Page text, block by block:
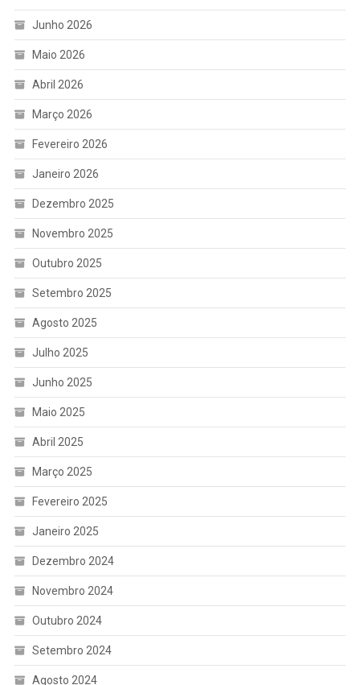
Junho 2026
Maio 2026
Abril 2026
Março 2026
Fevereiro 2026
Janeiro 2026
Dezembro 2025
Novembro 2025
Outubro 2025
Setembro 2025
Agosto 2025
Julho 2025
Junho 2025
Maio 2025
Abril 2025
Março 2025
Fevereiro 2025
Janeiro 2025
Dezembro 2024
Novembro 2024
Outubro 2024
Setembro 2024
Agosto 2024